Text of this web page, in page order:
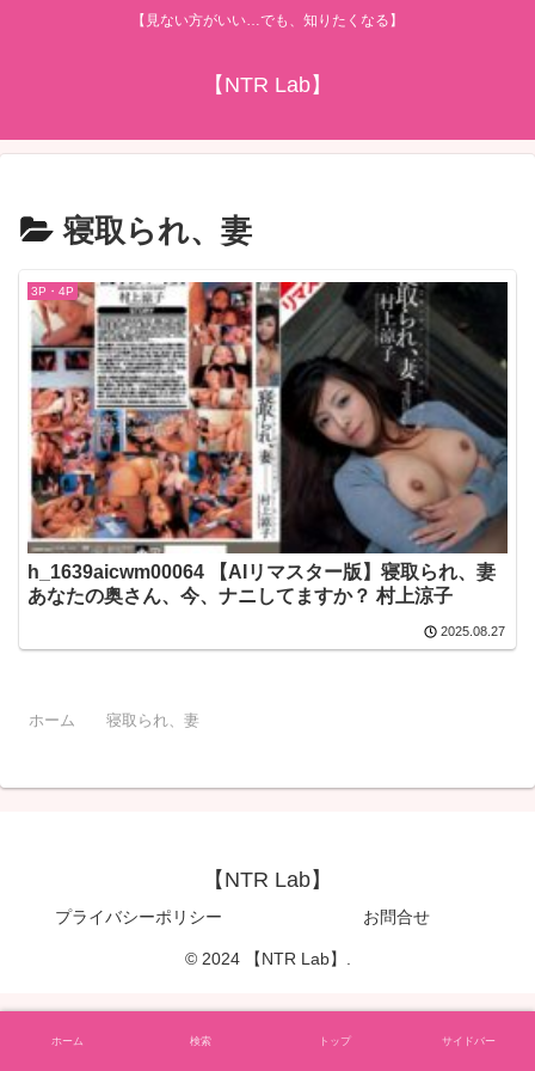
【見ない方がいい…でも、知りたくなる】
【NTR Lab】
寝取られ、妻
3P・4P
h_1639aicwm00064 【AIリマスター版】寝取られ、妻
あなたの奥さん、今、ナニしてますか？ 村上涼子
2025.08.27
ホーム 寝取られ、妻
【NTR Lab】
プライバシーポリシー お問合せ
© 2024 【NTR Lab】.
ホーム 検索 トップ サイドバー